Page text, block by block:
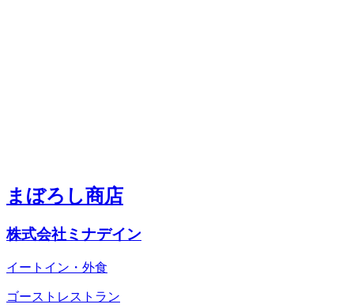
まぼろし商店
株式会社ミナデイン
イートイン・外食
ゴーストレストラン